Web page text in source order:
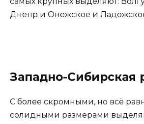
Днепр и Онежское и
Западно-Сибирская
С более скромными, но всё
солидными размерами